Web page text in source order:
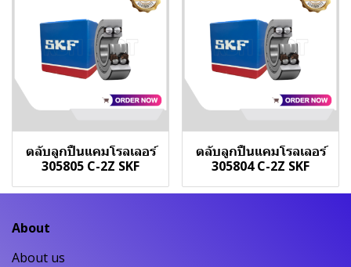
ตลับลูกปืนแคมโรลเลอร์
305805 C-2Z SKF
ตลับลูกปืนแคมโรลเลอร์
305804 C-2Z SKF
About
About us